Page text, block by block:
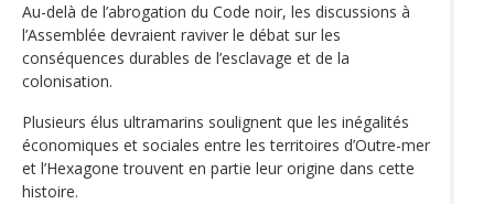
Au-delà de l’abrogation du Code noir, les discussions à
l’Assemblée devraient raviver le débat sur les
conséquences durables de l’esclavage et de la
colonisation.
Plusieurs élus ultramarins soulignent que les inégalités
économiques et sociales entre les territoires d’Outre-mer
et l’Hexagone trouvent en partie leur origine dans cette
histoire.